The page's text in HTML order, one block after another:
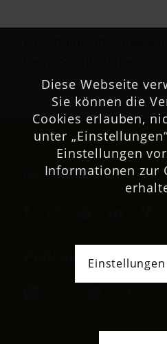
Netzwerk
Diese Webseite
Sie können die
Cookies erlauben,
unter
Einstellungen
Informationen zur